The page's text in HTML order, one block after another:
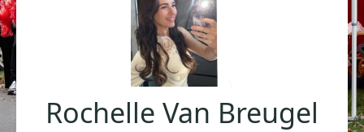
Rochelle Van Breugel